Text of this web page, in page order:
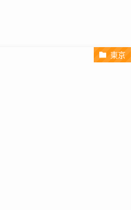
東京